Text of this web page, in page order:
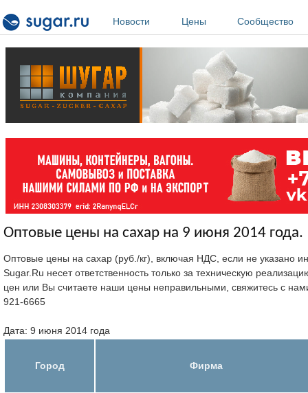
Новости
Цены Сообщество
Оптовые цены на сахар на 9 июня 2014 года.
Оптовые цены на сахар (руб./кг), включая НДС, если не указано
Sugar.Ru несет ответственность только за техническую
цен или Вы считаете наши цены неправильными, свяжитесь с
921-6665
Дата: 9 июня 2014 года
Город Фирма